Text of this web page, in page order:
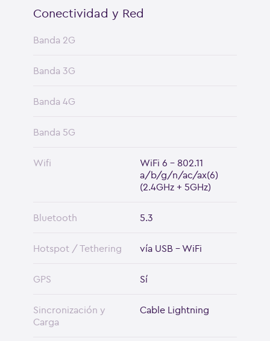
Conectividad y Red
Banda 2G
Banda 3G
Banda 4G
Banda 5G
Wifi
WiFi 6 - 802.11
a/b/g/n/ac/ax(6)
(2.4GHz + 5GHz)
Bluetooth 5.3
Hotspot / Tethering vía USB - WiFi
GPS Sí
Sincronización y
Carga
Cable Lightning